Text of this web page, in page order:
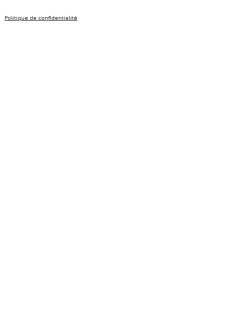
Politique de confidentialité